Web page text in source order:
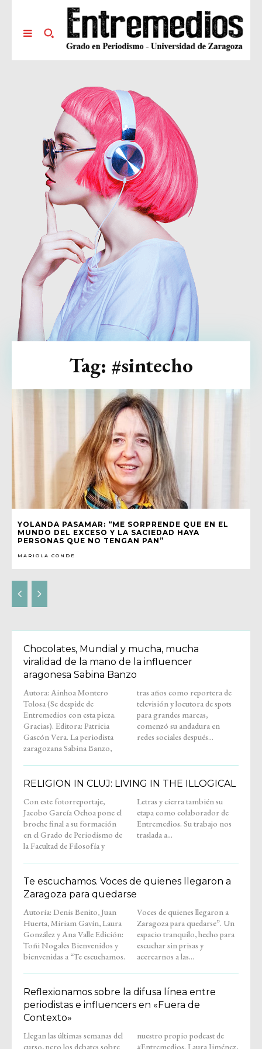
YOLANDA PASAMAR: “ME SORPRENDE QUE EN EL
MUNDO DEL EXCESO Y LA SACIEDAD HAYA
PERSONAS QUE NO TENGAN PAN”
MARIOLA CONDE
Tag: #sintecho
Chocolates, Mundial y mucha, mucha
viralidad de la mano de la influencer
aragonesa Sabina Banzo
Autora: Ainhoa Montero
Tolosa (Se despide de
Entremedios con esta pieza.
Gracias). Editora: Patricia
Gascón Vera. La periodista
zaragozana Sabina Banzo,
tras años como reportera de
televisión y locutora de spots
para grandes marcas,
comenzó su andadura en
redes sociales después...
RELIGION IN CLUJ: LIVING IN THE ILLOGICAL
Con este fotorreportaje,
Jacobo García Ochoa pone el
broche final a su formación
en el Grado de Periodismo de
la Facultad de Filosofía y
Letras y cierra también su
etapa como colaborador de
Entremedios. Su trabajo nos
traslada a...
Te escuchamos. Voces de quienes llegaron a
Zaragoza para quedarse
Autoría: Denis Benito, Juan
Huerta, Miriam Gavín, Laura
González y Ana Valle Edición:
Toñi Nogales Bienvenidos y
bienvenidas a “Te escuchamos.
Voces de quienes llegaron a
Zaragoza para quedarse”. Un
espacio tranquilo, hecho para
escuchar sin prisas y
acercarnos a las...
Reflexionamos sobre la difusa línea entre
periodistas e influencers en «Fuera de
Contexto»
Llegan las últimas semanas del
curso, pero los debates sobre
nuestro propio podcast de
#Entremedios. Laura Jiménez,